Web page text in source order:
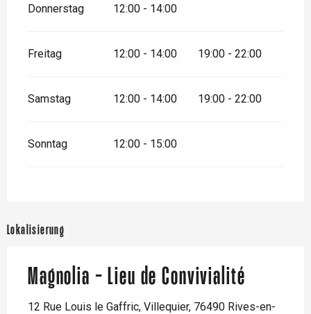
Donnerstag 12:00 - 14:00
Freitag 12:00 - 14:00 19:00 - 22:00
Samstag 12:00 - 14:00 19:00 - 22:00
Sonntag 12:00 - 15:00
Lokalisierung
Magnolia - Lieu de Convivialité
12 Rue Louis le Gaffric, Villequier, 76490 Rives-en-